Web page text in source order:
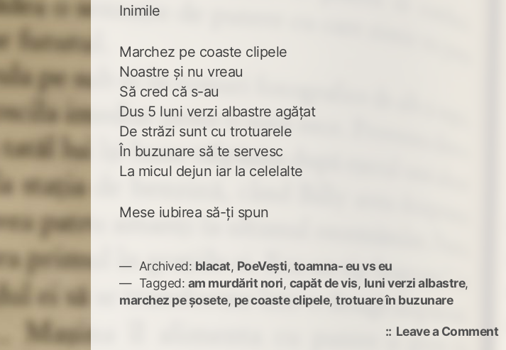
Inimile
Marchez pe coaste clipele
Noastre și nu vreau
Să cred că s-au
Dus 5 luni verzi albastre agățat
De străzi sunt cu trotuarele
În buzunare să te servesc
La micul dejun iar la celelalte
Mese iubirea să-ți spun
Archived: blacat, PoeVești, toamna- eu vs eu
Tagged: am murdărit nori, capăt de vis, luni verzi albastre,
marchez pe șosete, pe coaste clipele,trotuare în buzunare
Leave a Commenton